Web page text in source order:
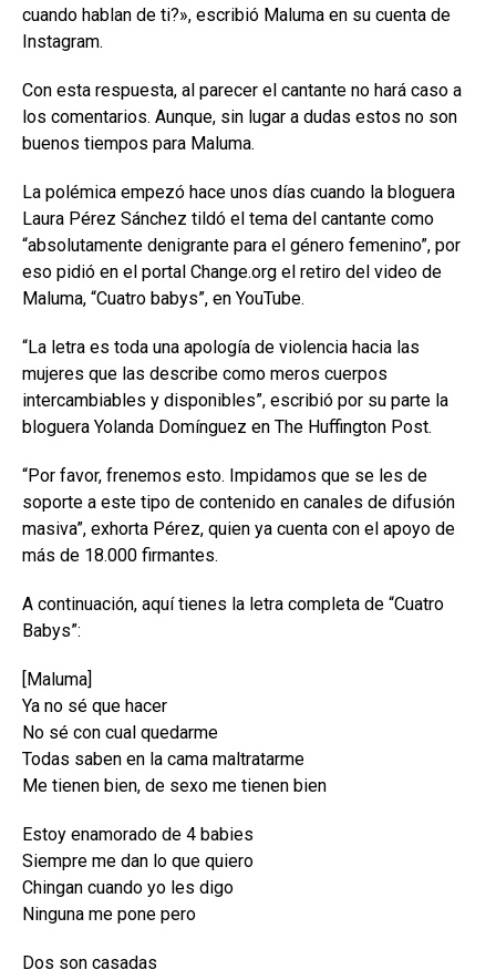
cuando hablan de ti?», escribió Maluma en su cuenta de
Instagram.
Con esta respuesta, al parecer el cantante no hará caso a
los comentarios. Aunque, sin lugar a dudas estos no son
buenos tiempos para Maluma.
La polémica empezó hace unos días cuando la bloguera
Laura Pérez Sánchez tildó el tema del cantante como
“absolutamente denigrante para el género femenino”, por
eso pidió en el portal Change.org el retiro del video de
Maluma, “Cuatro babys”, en YouTube.
“La letra es toda una apología de violencia hacia las
mujeres que las describe como meros cuerpos
intercambiables y disponibles”, escribió por su parte la
bloguera Yolanda Domínguez en The Huffington Post.
“Por favor, frenemos esto. Impidamos que se les de
soporte a este tipo de contenido en canales de difusión
masiva”, exhorta Pérez, quien ya cuenta con el apoyo de
más de 18.000 firmantes.
A continuación, aquí tienes la letra completa de “Cuatro
Babys”:
[Maluma]
Ya no sé que hacer
No sé con cual quedarme
Todas saben en la cama maltratarme
Me tienen bien, de sexo me tienen bien
Estoy enamorado de 4 babies
Siempre me dan lo que quiero
Chingan cuando yo les digo
Ninguna me pone pero
Dos son casadas